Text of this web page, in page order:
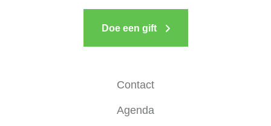
Doe een gift
Contact
Agenda